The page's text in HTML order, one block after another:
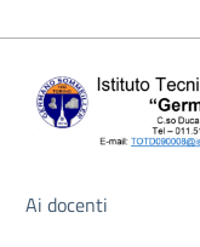
Ai docenti